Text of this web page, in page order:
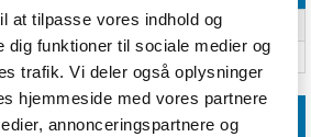
at tilpasse vores indhold og
dig funktioner til sociale medier og
trafik. Vi deler også oplysninger
hjemmeside med vores partnere
annonceringspartnere og
Ja